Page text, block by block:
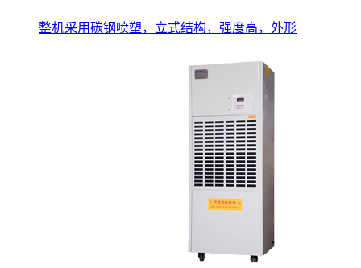
整机采用碳钢喷塑，立式结构，强度高，外形